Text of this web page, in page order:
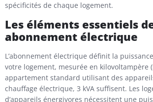
spécificités de chaque logement.
Les éléments essentiels
abonnement électrique
L’abonnement électrique définit la
votre logement, mesurée en kilovoltampère
appartement standard utilisant des
chauffage électrique, 3 kVA suffisent. Les
d’appareils énergivores nécessitent une